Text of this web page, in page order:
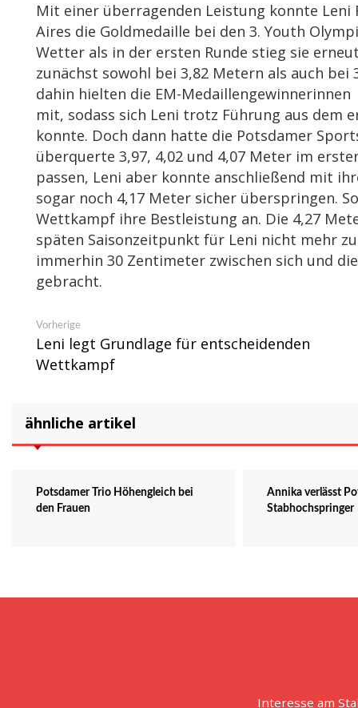
Mit einer überragenden Leistung konnte Leni
Aires die Goldmedaille bei den 3. Youth
Wetter als in der ersten Runde stieg sie
zunächst sowohl bei 3,82 Metern als auch
dahin hielten die EM-
mit, sodass sich Leni trotz Führung aus dem
konnte. Doch dann hatte die Potsdamer
überquerte 3,97, 4,02 und 4,07 Meter im
passen, Leni aber konnte anschließend mit
sogar noch 4,17 Meter sicher überspringen.
Wettkampf ihre Bestleistung an. Die 4,27
späten Saisonzeitpunkt für Leni nicht mehr
immerhin 30 Zentimeter zwischen sich und
gebracht.
Beitragsnavigation
Vorherige
Leni legt Grundlage für entscheidenden
Wettkampf
ähnliche artikel
Potsdamer Trio Höhengleich bei
den Frauen
Annika verlässt
Stabhochspringer
Interesse am